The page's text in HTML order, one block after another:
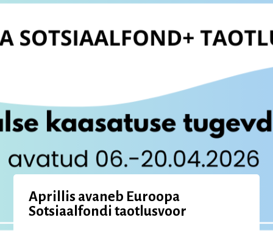
Aprillis avaneb Euroopa
Sotsiaalfondi taotlusvoor